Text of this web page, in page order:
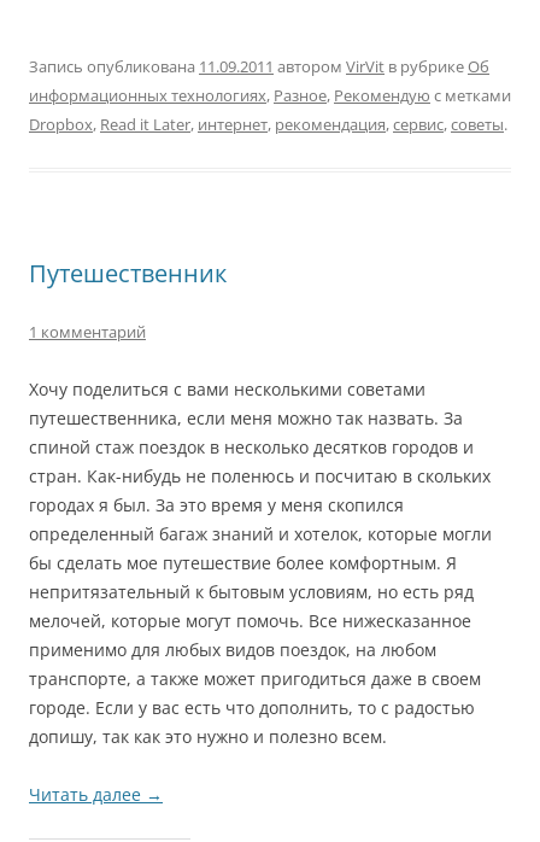
Запись опубликована 11.09.2011 автором VirVit в рубрикеОб
информационных технологиях, Разное, Рекомендую с метками
Dropbox, Read it Later, интернет, рекомендация,сервис,советы.
Путешественник
1 комментарий
Хочу поделиться с вами несколькими советами
путешественника, если меня можно так назвать. За
спиной стаж поездок в несколько десятков городов и
стран. Как-нибудь не поленюсь и посчитаю в скольких
городах я был. За это время у меня скопился
определенный багаж знаний и хотелок, которые могли
бы сделать мое путешествие более комфортным. Я
непритязательный к бытовым условиям, но есть ряд
мелочей, которые могут помочь. Все нижесказанное
применимо для любых видов поездок, на любом
транспорте, а также может пригодиться даже в своем
городе. Если у вас есть что дополнить, то с радостью
допишу, так как это нужно и полезно всем.
Читать далее →